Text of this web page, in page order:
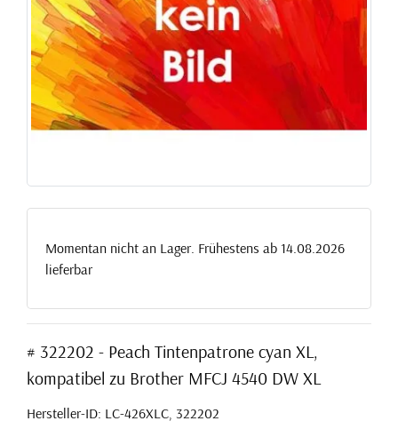
Momentan nicht an Lager. Frühestens ab 14.08.2026
lieferbar
# 322202 - Peach Tintenpatrone cyan XL,
kompatibel zu Brother MFCJ 4540 DW XL
Hersteller-ID: LC-426XLC, 322202